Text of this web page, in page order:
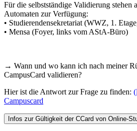
Für die selbstständige Validierung stehen
Automaten zur Verfügung:
• Studierendensekretariat (WWZ, 1.
• Mensa (Foyer, links vom AStA-Büro)
→ Wann und wo kann ich nach meiner
CampusCard validieren?
Hier ist die Antwort zur Frage zu finden:
Campuscard
Infos zur Gültigkeit der CCard von Online-